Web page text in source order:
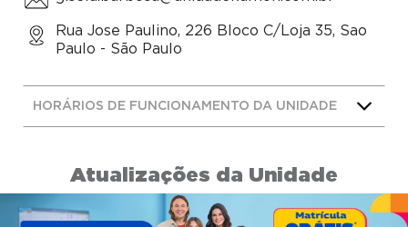
Rua Jose Paulino, 226 Bloco C/Loja 35, Sao
Paulo - São Paulo
HORÁRIOS DE FUNCIONAMENTO DA UNIDADE
Atualizações da Unidade